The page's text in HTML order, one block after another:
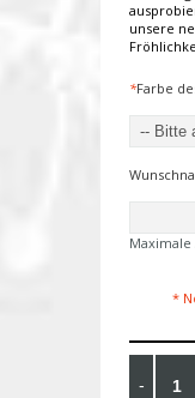
unsere
*Farbe
Maximale
*